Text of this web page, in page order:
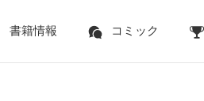
書籍情報 コミック